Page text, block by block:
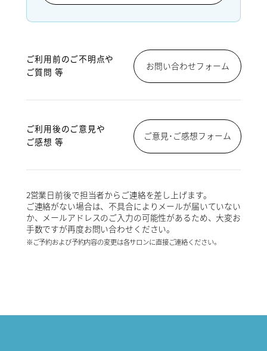
ご利用前のご不明点や
ご質問 等
お問い合わせフォーム
ご利用後のご意見や
ご感想 等
ご意見･ご感想フォーム
2営業日前後で担当者からご連絡を差し上げます。
ご連絡がない場合は、不具合によりメールが届いていない
か、メールアドレスのご入力の可能性があるため、大変お
手数ですが再度お問い合わせください。
※ご予約および予約内容の変更は各サロンに直接ご連絡ください。